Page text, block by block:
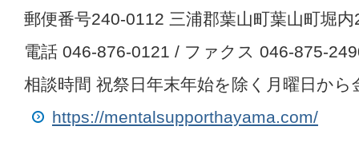
郵便番号240-0112 三浦郡葉山町葉山町堀内
電話 046-876-0121 / ファクス 046-875-
相談時間 祝祭日年末年始を除く月曜日か
https://mentalsupporthayama.com/